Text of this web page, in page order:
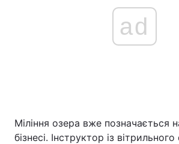
ad
Міління озера вже позначається
бізнесі. Інструктор із